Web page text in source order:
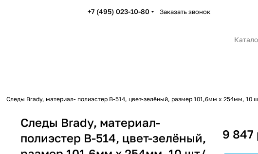
+7 (495) 023-10-80 Заказать звонок
Следы Brady, материал- полиэстер В-514, цвет-зелёный, размер 101,6мм х 254мм, 10
Следы Brady, материал-
полиэстер В-514, цвет-зелёный,
9 847